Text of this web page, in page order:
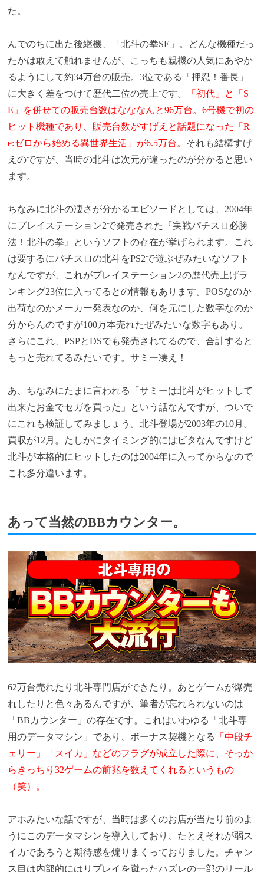
た。
んでのちに出た後継機、「北斗の拳SE」。どんな機種だっ
たかは敢えて触れませんが、こっちも親機の人気にあやか
るようにして約34万台の販売。3位である「押忍！番長」
に大きく差をつけて歴代二位の売上です。
「初代」と「S
E」を併せての販売台数はなななんと96万台。6号機で初の
ヒット機種であり、販売台数がすげえと話題になった「R
e:ゼロから始める異世界生活」が6.5万台。 それも結構すげ
えのですが、当時の北斗は次元が違ったのが分かると思い
ます。
ちなみに北斗の凄さが分かるエピソードとしては、2004年
にプレイステーション2で発売された『実戦パチスロ必勝
法！北斗の拳』というソフトの存在が挙げられます。これ
は要するにパチスロの北斗をPS2で遊ぶぜみたいなソフト
なんですが、これがプレイステーション2の歴代売上げラ
ンキング23位に入ってるとの情報もあります。POSなのか
出荷なのかメーカー発表なのか、何を元にした数字なのか
分からんのですが100万本売れたぜみたいな数字もあり。
さらにこれ、PSPとDSでも発売されてるので、合計すると
もっと売れてるみたいです。サミー凄え！
あ、ちなみにたまに言われる「サミーは北斗がヒットして
出来たお金でセガを買った」という話なんですが、ついで
にこれも検証してみましょう。北斗登場が2003年の10月。
買収が12月。たしかにタイミング的にはビタなんですけど
北斗が本格的にヒットしたのは2004年に入ってからなので
これ多分違います。
あって当然のBBカウンター。
62万台売れたり北斗専門店ができたり。あとゲームが爆売
れしたりと色々あるんですが、筆者が忘れられないのは
「BBカウンター」の存在です。これはいわゆる「北斗専
用のデータマシン」であり、ボーナス契機となる
「中段チ
ェリー」「スイカ」などのフラグが成立した際に、そっか
らきっちり32ゲームの前兆を数えてくれるというもの
（笑）。
アホみたいな話ですが、当時は多くのお店が当たり前のよ
うにこのデータマシンを導入しており、たとえそれが弱ス
イカであろうと期待感を煽りまくっておりました。チャン
ス目は内部的にはリプレイを蹴ったハズレの一部のリール